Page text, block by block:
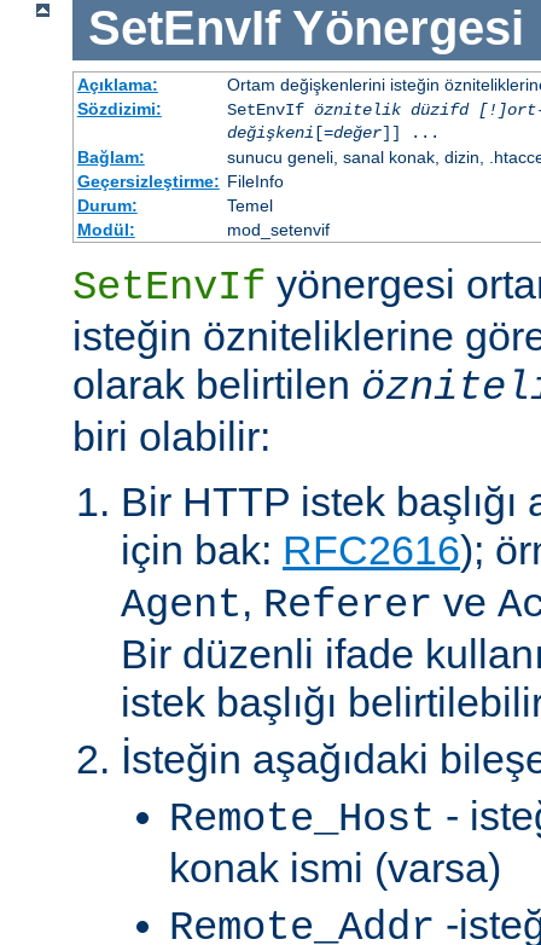
SetEnvIf Yönergesi
Açıklama:
Ortam değişkenlerini isteğin
Sözdizimi:
SetEnvIf öznitelik düzifd [!]ort-
değişkeni [=değer]] ...
Bağlam:
sunucu geneli, sanal konak, dizin,
Geçersizleştirme: FileInfo
Durum:
Temel
Modül:
mod_setenvif
SetEnvIf yönergesi
isteğin özniteliklerine
olarak belirtilen
biri olabilir:
Bir HTTP istek başlığı
için bak: RFC2616);
Agent, Referer ve
Bir düzenli ifade
istek başlığı
İsteğin aşağıdaki
Remote_Host -
konak ismi (varsa)
Remote_Addr -